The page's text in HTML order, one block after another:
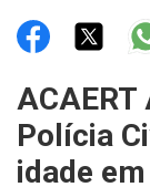
RNA
NOTÍCIAS
INTEGRIDADE
ACAERT
Polícia
idade